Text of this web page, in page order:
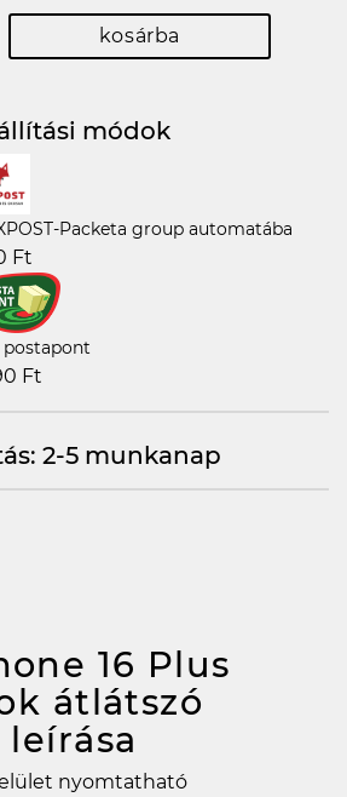
kosárba
módok
Packeta group automatába
Ft
postapont
Ft
2-5 munkanap
16 Plus
átlátszó
leírása
nyomtatható